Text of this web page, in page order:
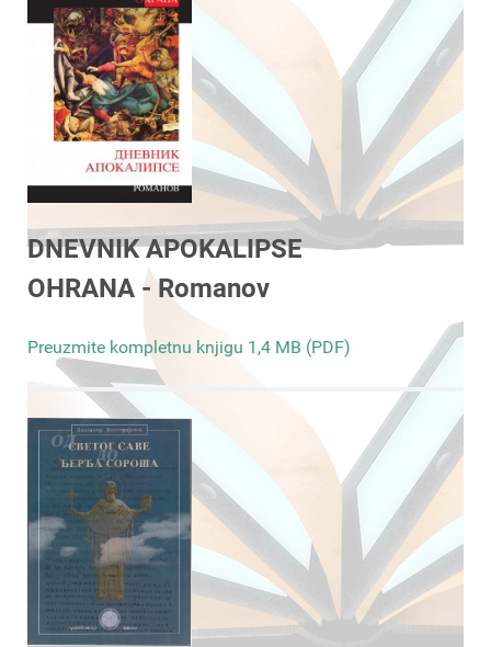
DNEVNIK APOKALIPSE
OHRANA - Romanov
Preuzmite kompletnu knjigu 1,4 MB (PDF)